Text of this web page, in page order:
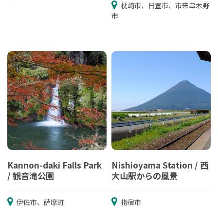
枕崎市、日置市、市来串木野
市
Kannon-daki Falls Park
/ 観音滝公園
伊佐市、萨摩町
Nishioyama Station / 西
大山駅からの風景
指宿市